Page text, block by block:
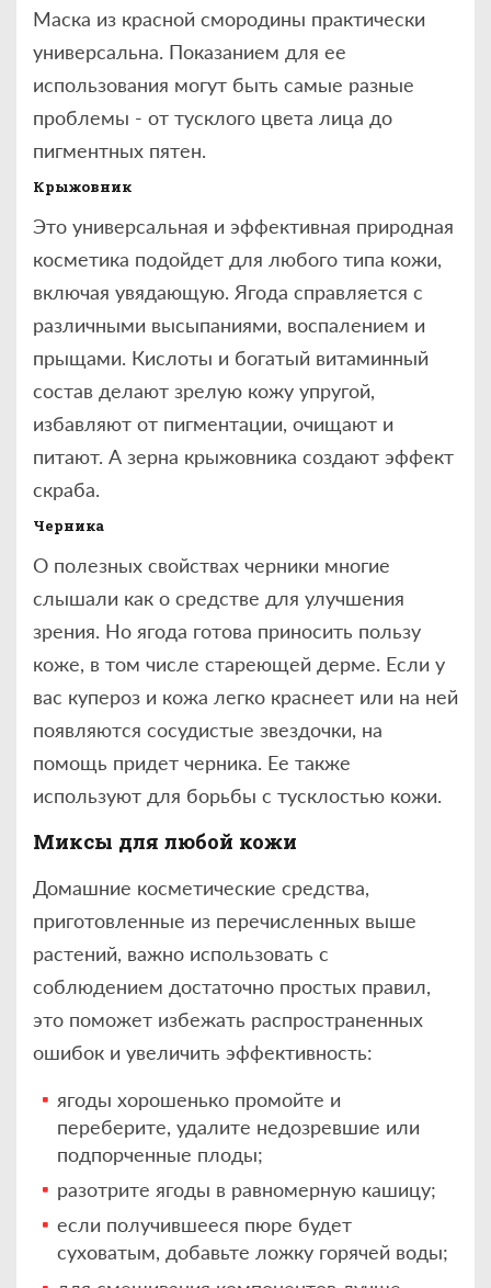
Маска из красной смородины практически
универсальна. Показанием для ее
использования могут быть самые разные
проблемы - от тусклого цвета лица до
пигментных пятен.
Крыжовник
Это универсальная и эффективная природная
косметика подойдет для любого типа кожи,
включая увядающую. Ягода справляется с
различными высыпаниями, воспалением и
прыщами. Кислоты и богатый витаминный
состав делают зрелую кожу упругой,
избавляют от пигментации, очищают и
питают. А зерна крыжовника создают эффект
скраба.
Черника
О полезных свойствах черники многие
слышали как о средстве для улучшения
зрения. Но ягода готова приносить пользу
коже, в том числе стареющей дерме. Если у
вас купероз и кожа легко краснеет или на ней
появляются сосудистые звездочки, на
помощь придет черника. Ее также
используют для борьбы с тусклостью кожи.
Миксы для любой кожи
Домашние косметические средства,
приготовленные из перечисленных выше
растений, важно использовать с
соблюдением достаточно простых правил,
это поможет избежать распространенных
ошибок и увеличить эффективность:
ягоды хорошенько промойте и
переберите, удалите недозревшие или
подпорченные плоды;
разотрите ягоды в равномерную кашицу;
если получившееся пюре будет
суховатым, добавьте ложку горячей воды;